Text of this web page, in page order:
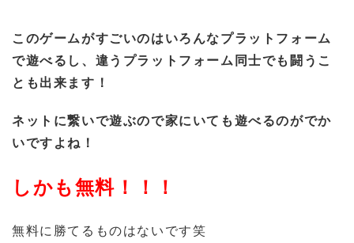
このゲームがすごいのはいろんなプラットフォーム
で遊べるし、違うプラットフォーム同士でも闘うこ
とも出来ます！
ネットに繋いで遊ぶので家にいても遊べるのがでか
いですよね！
しかも無料！！！
無料に勝てるものはないです笑